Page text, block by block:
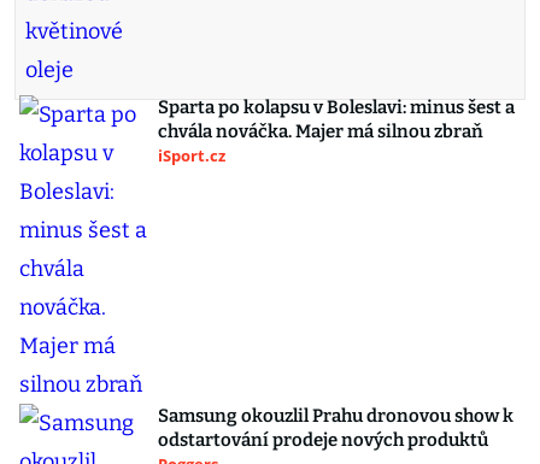
Sparta po kolapsu v Boleslavi: minus šest a
chvála nováčka. Majer má silnou zbraň
iSport.cz
Samsung okouzlil Prahu dronovou show k
odstartování prodeje nových produktů